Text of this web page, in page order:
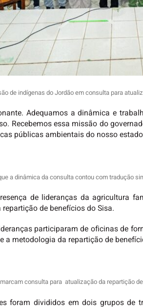
de indígenas do Jordão em consulta para
Adequamos a dinâmica e
Recebemos essa missão do
públicas ambientais do nosso
a dinâmica da consulta contou com tradução
de lideranças da agricultura
de benefícios do Sisa.
participaram de oficinas de
a metodologia da repartição de
consulta para atualização da repartição
foram divididos em dois grupos